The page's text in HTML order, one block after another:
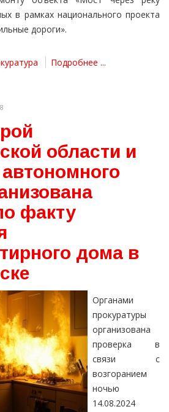
в рамках национального проекта
дороги».
Подробнее ...
области и
факту
дома в
Органами
прокуратуры
организована
проверка в
связи с
возгоранием
ночью
14.08.2024